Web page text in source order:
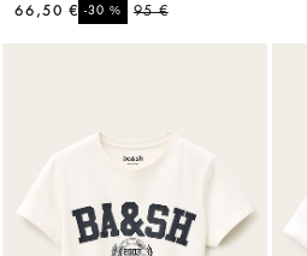
95 €
-30%
66,50 €